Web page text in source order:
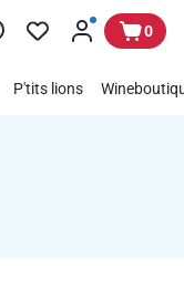
0
P'tits lions